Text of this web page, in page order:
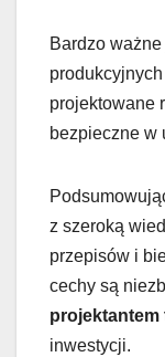
Bardzo
projektowane
bezpieczne w
z szeroką
przepisów i
cechy są
inwestycji.